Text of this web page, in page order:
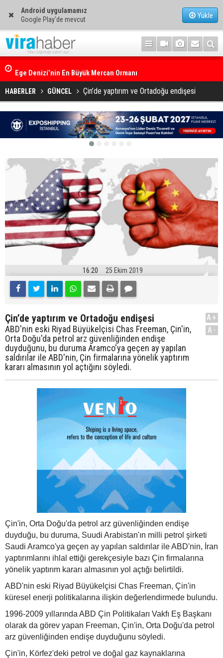
Android uygulamamız
Google Play'de mevcut
Yükle
Ege Denizi’nin En Büyük Mercan Ormanı
HABERLER GÜNCEL Çin’de yaptırım ve Ortadoğu endişesi
16:20 25 Ekim 2019
Çin’de yaptırım ve Ortadoğu endişesi
ABD'nin eski Riyad Büyükelçisi Chas Freeman, Çin'in,
Orta Doğu'da petrol arz güvenliğinden endişe
duyduğunu, bu duruma Aramco'ya geçen ay yapılan
saldırılar ile ABD'nin, Çin firmalarına yönelik yaptırım
kararı almasının yol açtığını söyledi.
A+
A-
Çin'in, Orta Doğu'da petrol arz güvenliğinden endişe
duyduğu, bu duruma, Suudi Arabistan'ın milli petrol şirketi
Saudi Aramco'ya geçen ay yapılan saldırılar ile ABD'nin, İran
yaptırımlarını ihlal ettiği gerekçesiyle bazı Çin firmalarına
yönelik yaptırım kararı almasının yol açtığı belirtildi.
ABD'nin eski Riyad Büyükelçisi Chas Freeman, Çin'in
küresel enerji politikalarına ilişkin değerlendirmede bulundu.
1996-2009 yıllarında ABD Çin Politikaları Vakfı Eş Başkanı
olarak da görev yapan Freeman, Çin'in, Orta Doğu'da petrol
arz güvenliğinden endişe duyduğunu söyledi.
Çin'in, Körfez'deki petrol ve doğal gaz kaynaklarına